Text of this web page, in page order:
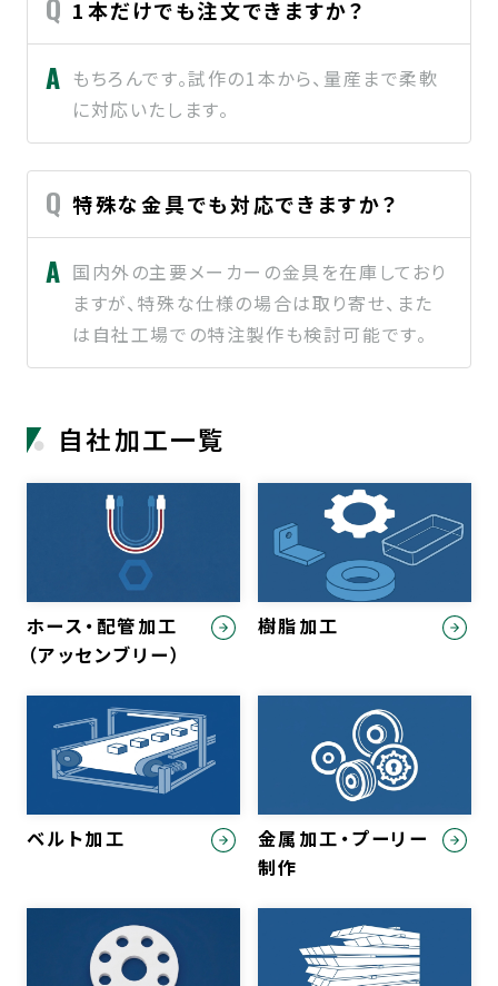
1本だけでも注文できますか？
もちろんです。試作の1本から、量産まで柔軟
に対応いたします。
特殊な金具でも対応できますか？
国内外の主要メーカーの金具を在庫しており
ますが、特殊な仕様の場合は取り寄せ、また
は自社工場での特注製作も検討可能です。
自社加工一覧
ホース・配管加工
（アッセンブリー）
樹脂加工
ベルト加工
金属加工・プーリー
制作